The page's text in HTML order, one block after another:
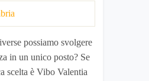
possiamo svolgere
in un unico posto? Se
scelta è Vibo Valentia